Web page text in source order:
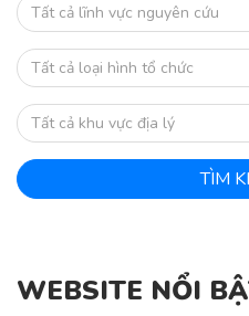
Tất cả lĩnh vực nguyên cứu
Tất cả loại hình tổ chức
Tất cả khu vực địa lý
TÌM
WEBSITE NỔI